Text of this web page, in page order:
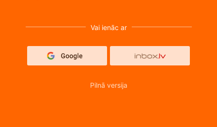
Vai ienāc ar
Pilnā versija